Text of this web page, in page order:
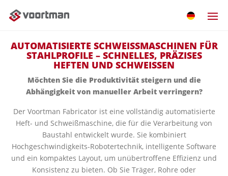
AUTOMATISIERTE SCHWEISSMASCHINEN FÜR
STAHLPROFILE – SCHNELLES, PRÄZISES
HEFTEN UND SCHWEISSEN
Möchten Sie die Produktivität steigern und die
Abhängigkeit von manueller Arbeit verringern?
Der Voortman Fabricator ist eine vollständig automatisierte
Heft- und Schweißmaschine, die für die Verarbeitung von
Baustahl entwickelt wurde. Sie kombiniert
Hochgeschwindigkeits-Robotertechnik, intelligente Software
und ein kompaktes Layout, um unübertroffene Effizienz und
Konsistenz zu bieten. Ob Sie Träger, Rohre oder